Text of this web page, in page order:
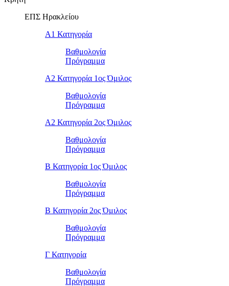
ΕΠΣ Ηρακλείου
Α1 Κατηγορία
Βαθμολογία
Πρόγραμμα
Α2 Κατηγορία 1ος Όμιλος
Βαθμολογία
Πρόγραμμα
Α2 Κατηγορία 2ος Όμιλος
Βαθμολογία
Πρόγραμμα
Β Κατηγορία 1ος Όμιλος
Βαθμολογία
Πρόγραμμα
Β Κατηγορία 2ος Όμιλος
Βαθμολογία
Πρόγραμμα
Γ Κατηγορία
Βαθμολογία
Πρόγραμμα